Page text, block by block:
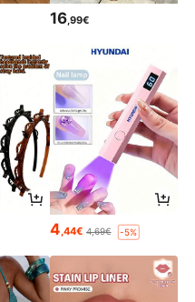
16,99€
4,44€ 4,69€ -5%